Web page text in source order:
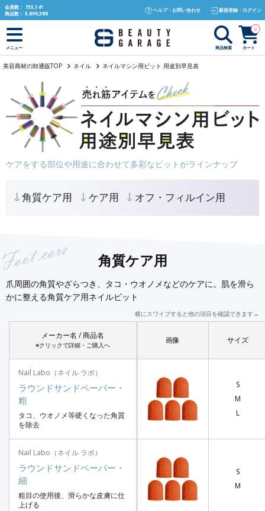
text.skipToContent
text.skipToNavigation
会員数： 755,141
商品数： 3,899,388
ヘルプ・お問い合わせ 新規登録・ログイン
メニュー 商品検索 カート
0
美容商材の卸通販TOP ネイル ネイルマシン用ビット 用途別早見表
ケアをする部位や用途に合わせて多彩なビットがラインナップ
角質ケア用 ケア用 オフ・フィルイン用
角質ケア用
爪周囲の角質やざらつき、タコ・ウオノメなどのケアに。肌を滑ら
かに整える角質ケア用ネイルビット
横にスワイプすると他の項目を確認できます→
メーカー名 / 商品名
※クリックで詳細・ご購入へ
Nail Labo（ネイル ラボ）
ラウンドサンドペーパー・
粗
タコ、ウオノメ等硬くなった角質
を除去
Nail Labo（ネイル ラボ）
ラウンドサンドペーパー・
細
粗目の使用後、滑らかな皮膚に仕
上げる
画像 サイズ
S
M
L
S
M